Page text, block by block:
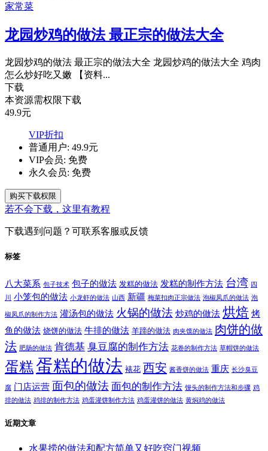
家常菜
龙园炒鸡的做法 最正宗的做法大全
龙园炒鸡的做法 最正宗的做法大全 龙园炒鸡的做法大全 鸡肉
怎么炒好吃又嫩 【资料...
下载
本资源需权限下载
49.9元
VIP折扣
普通用户: 49.9元
VIP会员: 免费
永久会员: 免费
购买下载权限
若不会下载，这里有教程
下载遇到问题？可联系客服或反馈
标签
八大菜系 包子技术 包子的做法 发糕的做法 发糕的制作方法 台湾 四
川
小笼包的做法 小龙虾的做法 山西 新疆 梅菜扣肉正宗做法 泡椒凤爪的做法 泡
椒凤爪的制作方法 灌汤包的做法 火锅的做法 炒鸡的做法 烘焙 烤
鱼的做法 烧饼的做法 牛排的做法 羊蹄的做法 肉夹馍的做法 肉饼的做
法 肥肠的做法 肯德基 臭豆腐的制作方法 花卷的制作方法 草帽饼的做法
蛋糕 蛋糕的做法 裱花 西安 酱香饼的做法 重庆 长沙臭豆
腐 门店运营 面包的做法 面包的制作方法 馒头的制作方法和步骤 鸡
排的做法 鸡排的制作方法 鸡蛋灌饼制作方法 鸡蛋灌饼的做法 黄焖鸡的做法
近期文章
水果捞的做法和配方简单又好吃窍门视频